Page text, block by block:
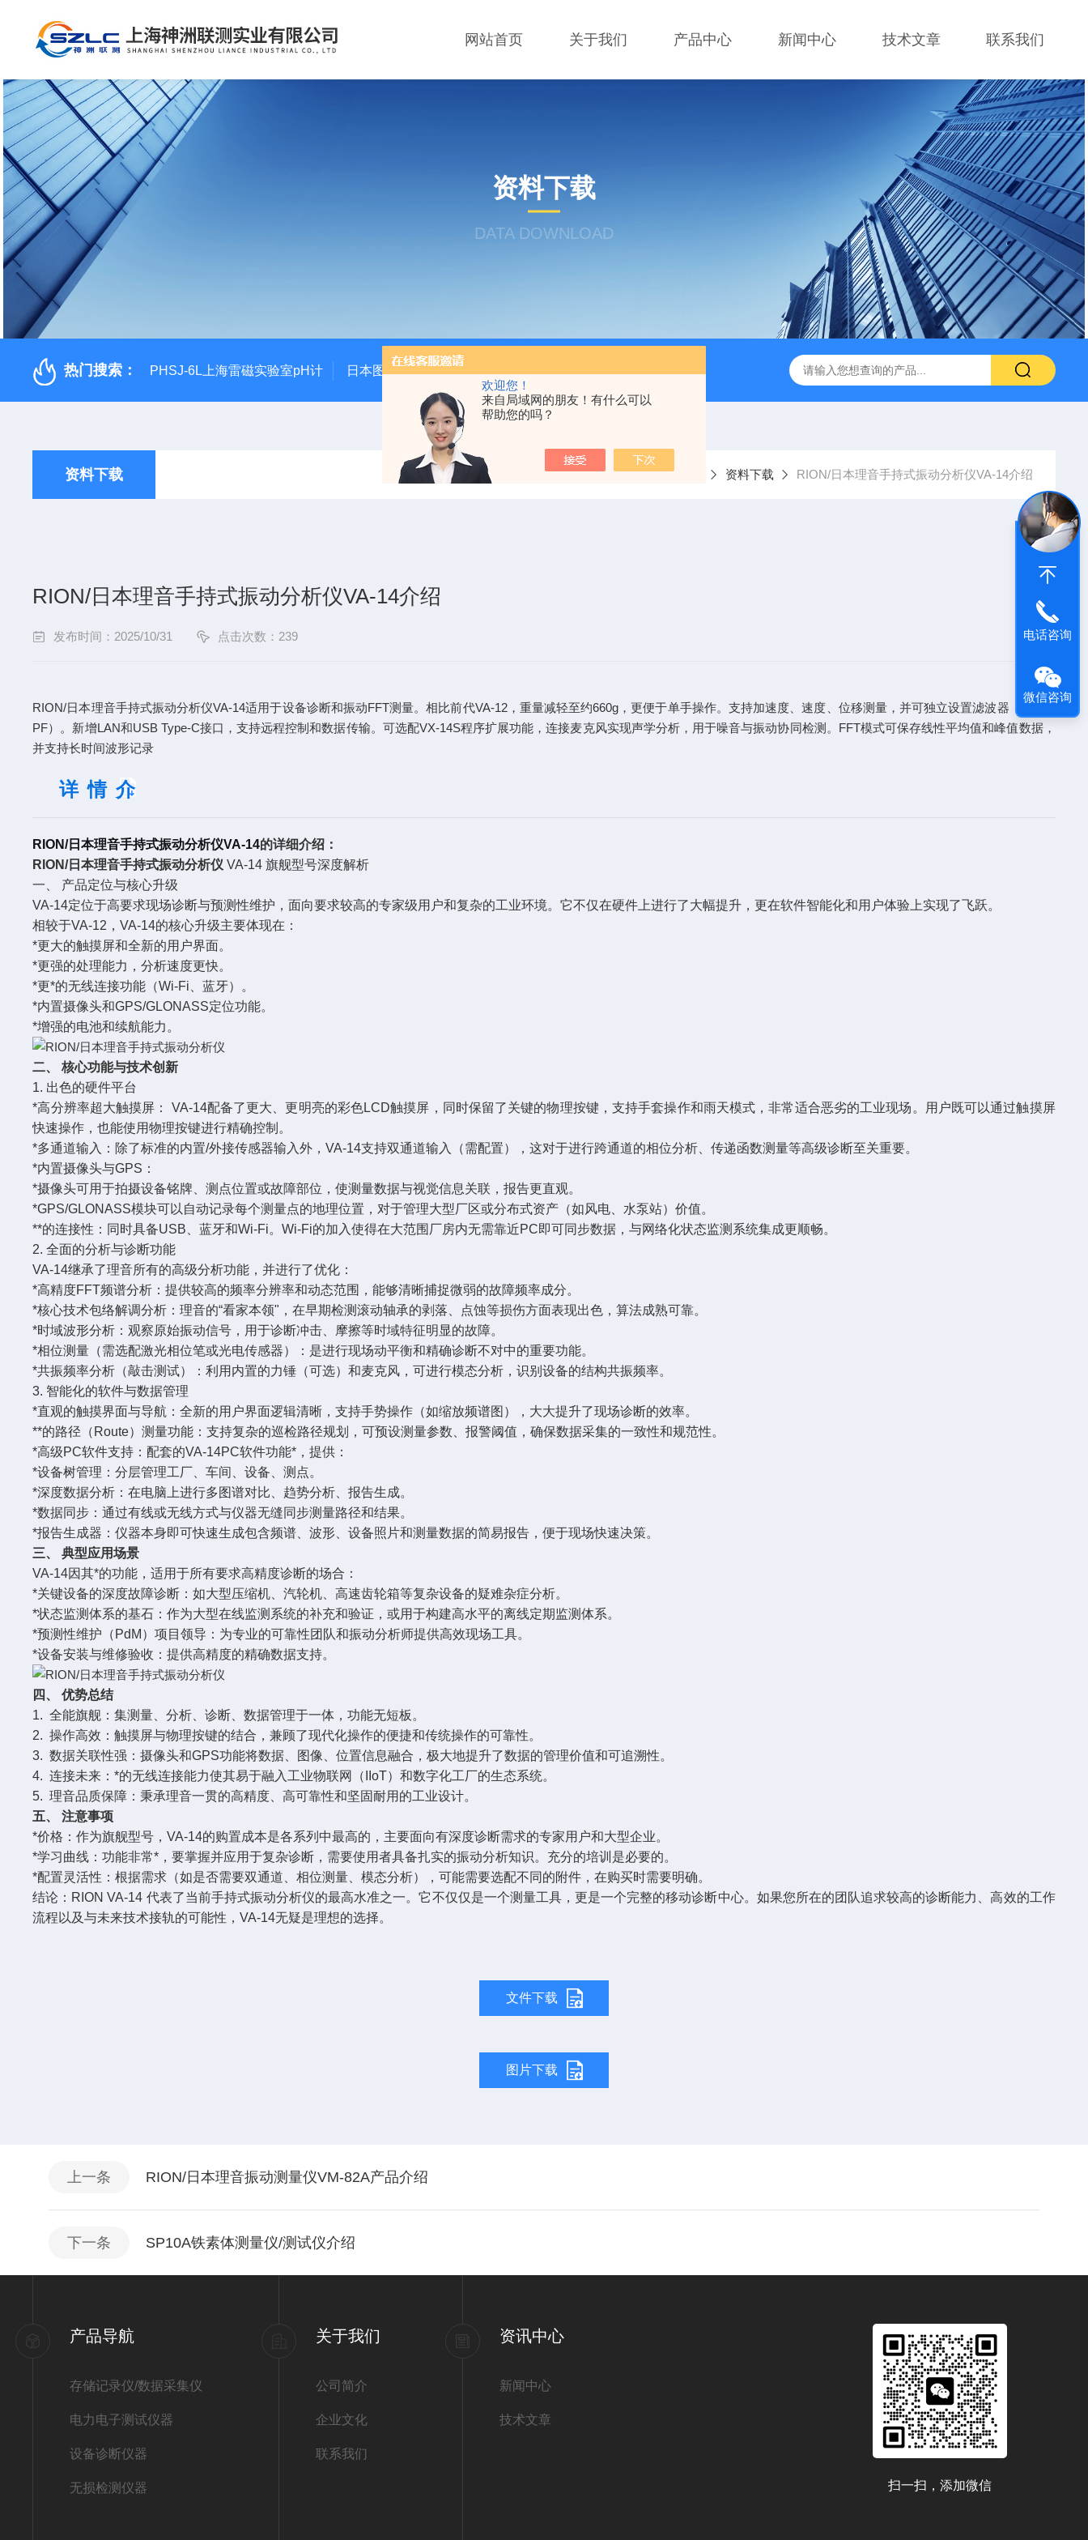
欢迎您！
来自局域网的朋友！有什么可以
帮助您的吗？
网站首页 关于我们 产品中心 新闻中心 技术文章 联系我们
资料下载
DATA DOWNLOAD
热门搜索： PHSJ-6L上海雷磁实验室pH计 日本图技GL240图技GL240存储记录仪/数据采集记录器 GL840-M/GL840WV图技GL840存储记录仪/数据采集仪 GL980记
资料下载 当前位置： 资料下载 RION/日本理音手持式振动分析仪VA-14介绍
RION/日本理音手持式振动分析仪VA-14介绍
发布时间：2025/10/31 点击次数：239
RION/日本理音手持式振动分析仪VA-14适用于设备诊断和振动FFT测量。相比前代VA-12，重量减轻至约660g，更便于单手操作。支持加速度、速度、位移测量，并可独立设置滤波器（HPF/L
PF）。新增LAN和USB Type-C接口，支持远程控制和数据传输。可选配VX-14S程序扩展功能，连接麦克风实现声学分析，用于噪音与振动协同检测。FFT模式可保存线性平均值和峰值数据，
并支持长时间波形记录
详情介
RION/日本理音手持式振动分析仪VA-14的详细介绍：
RION/日本理音手持式振动分析仪 VA-14 旗舰型号深度解析
一、 产品定位与核心升级
VA-14定位于高要求现场诊断与预测性维护，面向要求较高的专家级用户和复杂的工业环境。它不仅在硬件上进行了大幅提升，更在软件智能化和用户体验上实现了飞跃。
相较于VA-12，VA-14的核心升级主要体现在：
*更大的触摸屏和全新的用户界面。
*更强的处理能力，分析速度更快。
*更*的无线连接功能（Wi-Fi、蓝牙）。
*内置摄像头和GPS/GLONASS定位功能。
*增强的电池和续航能力。
二、 核心功能与技术创新
1. 出色的硬件平台
*高分辨率超大触摸屏： VA-14配备了更大、更明亮的彩色LCD触摸屏，同时保留了关键的物理按键，支持手套操作和雨天模式，非常适合恶劣的工业现场。用户既可以通过触摸屏
快速操作，也能使用物理按键进行精确控制。
*多通道输入：除了标准的内置/外接传感器输入外，VA-14支持双通道输入（需配置），这对于进行跨通道的相位分析、传递函数测量等高级诊断至关重要。
*内置摄像头与GPS：
*摄像头可用于拍摄设备铭牌、测点位置或故障部位，使测量数据与视觉信息关联，报告更直观。
*GPS/GLONASS模块可以自动记录每个测量点的地理位置，对于管理大型厂区或分布式资产（如风电、水泵站）价值。
**的连接性：同时具备USB、蓝牙和Wi-Fi。Wi-Fi的加入使得在大范围厂房内无需靠近PC即可同步数据，与网络化状态监测系统集成更顺畅。
2. 全面的分析与诊断功能
VA-14继承了理音所有的高级分析功能，并进行了优化：
*高精度FFT频谱分析：提供较高的频率分辨率和动态范围，能够清晰捕捉微弱的故障频率成分。
*核心技术包络解调分析：理音的“看家本领"，在早期检测滚动轴承的剥落、点蚀等损伤方面表现出色，算法成熟可靠。
*时域波形分析：观察原始振动信号，用于诊断冲击、摩擦等时域特征明显的故障。
*相位测量（需选配激光相位笔或光电传感器）：是进行现场动平衡和精确诊断不对中的重要功能。
*共振频率分析（敲击测试）：利用内置的力锤（可选）和麦克风，可进行模态分析，识别设备的结构共振频率。
3. 智能化的软件与数据管理
*直观的触摸界面与导航：全新的用户界面逻辑清晰，支持手势操作（如缩放频谱图），大大提升了现场诊断的效率。
**的路径（Route）测量功能：支持复杂的巡检路径规划，可预设测量参数、报警阈值，确保数据采集的一致性和规范性。
*高级PC软件支持：配套的VA-14PC软件功能*，提供：
*设备树管理：分层管理工厂、车间、设备、测点。
*深度数据分析：在电脑上进行多图谱对比、趋势分析、报告生成。
*数据同步：通过有线或无线方式与仪器无缝同步测量路径和结果。
*报告生成器：仪器本身即可快速生成包含频谱、波形、设备照片和测量数据的简易报告，便于现场快速决策。
三、 典型应用场景
VA-14因其*的功能，适用于所有要求高精度诊断的场合：
*关键设备的深度故障诊断：如大型压缩机、汽轮机、高速齿轮箱等复杂设备的疑难杂症分析。
*状态监测体系的基石：作为大型在线监测系统的补充和验证，或用于构建高水平的离线定期监测体系。
*预测性维护（PdM）项目领导：为专业的可靠性团队和振动分析师提供高效现场工具。
*设备安装与维修验收：提供高精度的精确数据支持。
四、 优势总结
1. 全能旗舰：集测量、分析、诊断、数据管理于一体，功能无短板。
2. 操作高效：触摸屏与物理按键的结合，兼顾了现代化操作的便捷和传统操作的可靠性。
3. 数据关联性强：摄像头和GPS功能将数据、图像、位置信息融合，极大地提升了数据的管理价值和可追溯性。
4. 连接未来：*的无线连接能力使其易于融入工业物联网（IIoT）和数字化工厂的生态系统。
5. 理音品质保障：秉承理音一贯的高精度、高可靠性和坚固耐用的工业设计。
五、 注意事项
*价格：作为旗舰型号，VA-14的购置成本是各系列中最高的，主要面向有深度诊断需求的专家用户和大型企业。
*学习曲线：功能非常*，要掌握并应用于复杂诊断，需要使用者具备扎实的振动分析知识。充分的培训是必要的。
*配置灵活性：根据需求（如是否需要双通道、相位测量、模态分析），可能需要选配不同的附件，在购买时需要明确。
结论：RION VA-14 代表了当前手持式振动分析仪的最高水准之一。它不仅仅是一个测量工具，更是一个完整的移动诊断中心。如果您所在的团队追求较高的诊断能力、高效的工作
流程以及与未来技术接轨的可能性，VA-14无疑是理想的选择。
文件下载
图片下载
上一条 RION/日本理音振动测量仪VM-82A产品介绍
下一条 SP10A铁素体测量仪/测试仪介绍
产品导航
存储记录仪/数据采集仪
电力电子测试仪器
设备诊断仪器
无损检测仪器
关于我们
公司简介
企业文化
联系我们
资讯中心
新闻中心
技术文章
扫一扫，添加微信
电话咨询
微信咨询